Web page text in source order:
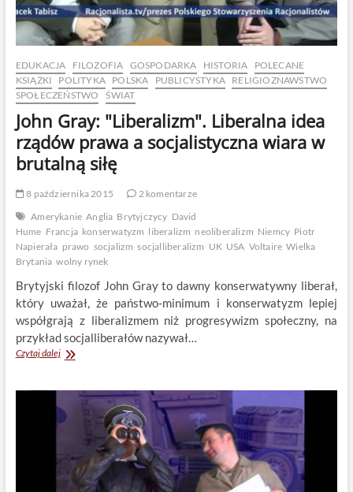
EDUKACJA FILOZOFIA GOSPODARKA HISTORIA
POLECANE
KSIĄŻKI
POLITYKA POLSKA PUBLICYSTYKA
RELIGIOZNAWSTWO
SPOŁECZEŃSTWO
ŚWIAT
John Gray: "Liberalizm". Liberalna idea
rządów prawa a socjalistyczna wiara w
brutalną siłę
8 października 2015
2 komentarze
Amerykanie Anglia Brytyjczycy David
Hume Francja konserwatyzm liberalizm neoliberalizm Niemcy Piotr
Napierała prawo socjalizm socjalliberalizm UK USA Voltaire Wielka
Brytania wolny rynek
Brytyjski filozof John Gray to dawny konserwatywny liberał,
który uważał, że państwo-minimum i konserwatyzm lepiej
współgrają z liberalizmem niż progresywizm społeczny, na
przykład socjalliberałów nazywał…
Czytaj dalejJohn
Liberalna
idea
rządów
socjalistyczna
wiara